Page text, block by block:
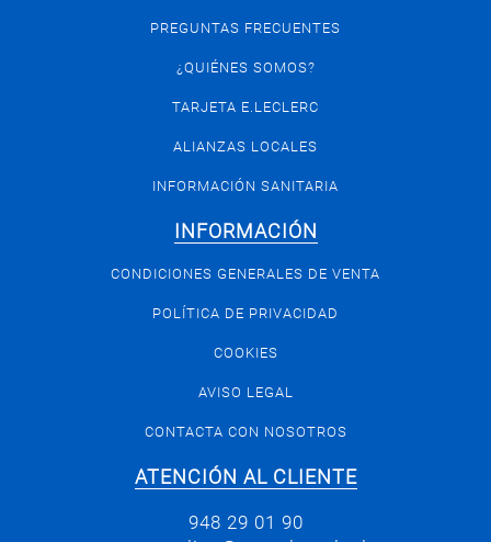
PREGUNTAS FRECUENTES
¿QUIÉNES SOMOS?
TARJETA E.LECLERC
ALIANZAS LOCALES
INFORMACIÓN SANITARIA
INFORMACIÓN
CONDICIONES GENERALES DE VENTA
POLÍTICA DE PRIVACIDAD
COOKIES
AVISO LEGAL
CONTACTA CON NOSOTROS
ATENCIÓN AL CLIENTE
948 29 01 90